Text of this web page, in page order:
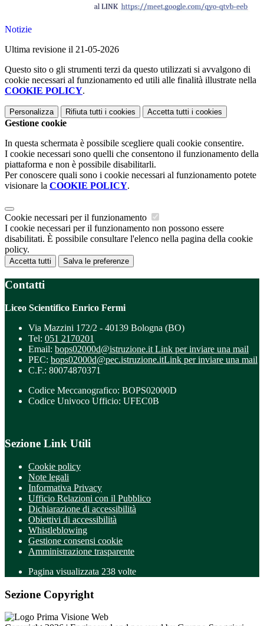
Notizie
Ultima revisione il 21-05-2026
Questo sito o gli strumenti terzi da questo utilizzati si avvalgono di
cookie necessari al funzionamento ed utili alle finalità illustrate nella
COOKIE POLICY.
Personalizza Rifiuta tutti i cookies Accetta tutti i cookies
Gestione cookie
In questa schermata è possibile scegliere quali cookie consentire.
I cookie necessari sono quelli che consentono il funzionamento della
piattaforma e non è possibile disabilitarli.
Per conoscere quali sono i cookie necessari al funzionamento potete
visionare la COOKIE POLICY.
Cookie necessari per il funzionamento
I cookie necessari per il funzionamento non possono essere
disabilitati. È possibile consultare l'elenco nella pagina della cookie
policy.
Accetta tutti Salva le preferenze
Contatti
Liceo Scientifico Enrico Fermi
Via Mazzini 172/2 - 40139 Bologna (BO)
Tel: 051 2170201
Email: bops02000d@istruzione.it Link per inviare una mail
PEC: bops02000d@pec.istruzione.itLink per inviare una mail
C.F.: 80074870371
Codice Meccanografico: BOPS02000D
Codice Univoco Ufficio: UFEC0B
Sezione Link Utili
Cookie policy
Note legali
Informativa Privacy
Ufficio Relazioni con il Pubblico
Dichiarazione di accessibilità
Obiettivi di accessibilità
Whistleblowing
Gestione consensi cookie
Amministrazione trasparente
Pagina visualizzata 238 volte
Sezione Copyright